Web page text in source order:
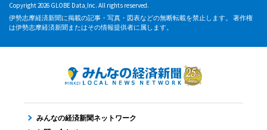
Copyright 2026 GLOBE Data,Inc. All rights reserved.
伊勢志摩経済新聞に掲載の記事・写真・図表などの無断転載を禁止します。 著作権
は伊勢志摩経済新聞またはその情報提供者に属します。
みんなの経済新聞ネットワーク